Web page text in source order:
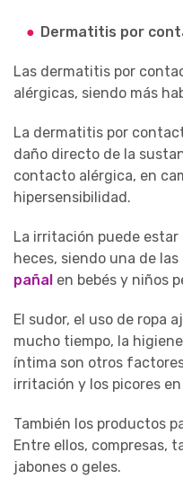
Dermatitis por
Las dermatitis por
alérgicas, siendo más
La dermatitis por
daño directo de la
contacto alérgica, en
hipersensibilidad.
La irritación puede estar
heces, siendo una de las
pañal en bebés y niños
El sudor, el uso de ropa
mucho tiempo, la
íntima son otros
irritación y los picores
También los productos
Entre ellos, compresas,
jabones o geles.